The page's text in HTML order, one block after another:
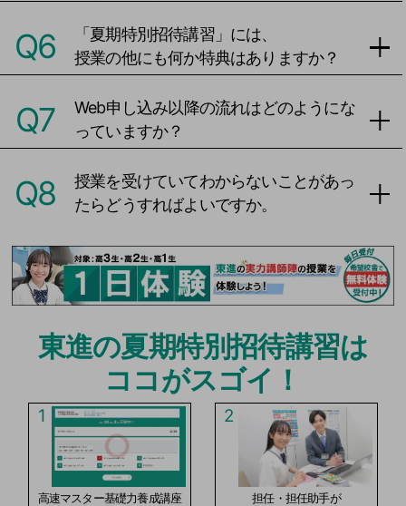
Q6
「夏期特別招待講習」には、
授業の他にも何か特典はありますか？
Q7
Web申し込み以降の流れはどのようにな
っていますか？
Q8
授業を受けていてわからないことがあっ
たらどうすればよいですか。
東進の夏期特別招待講習は
ココがスゴイ！
1
高速マスター基礎力養成講座
2
担任・担任助手が